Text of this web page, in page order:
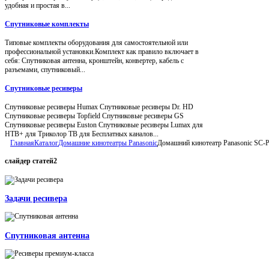
удобная и простая в...
Спутниковые комплекты
Типовые комплекты оборудования для самостоятельной или
профессиональной установки.Комплект как правило включает в
себя: Спутниковая антенна, кронштейн, конвертер, кабель с
разъемами, спутниковый...
Спутниковые ресиверы
Спутниковые ресиверы Humax Спутниковые ресиверы Dr. HD
Спутниковые ресиверы Topfield Спутниковые ресиверы GS
Спутниковые ресиверы Euston Спутниковые ресиверы Lumax для
НТВ+ для Триколор ТВ для Бесплатных каналов...
ГлавнаяКаталогДомашние кинотеатры PanasonicДомашний кинотеатр Panasonic SC-
слайдер статей2
Задачи ресивера
Спутниковая антенна